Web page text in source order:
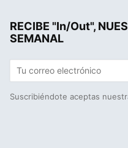
RECIBE "In/Out",
SEMANAL
Suscribiéndote aceptas